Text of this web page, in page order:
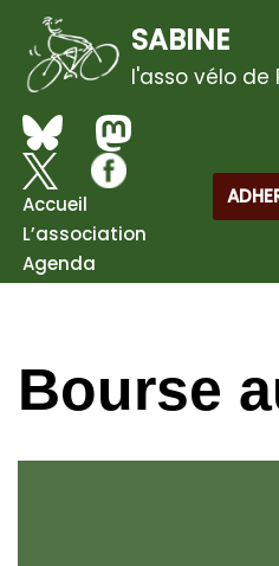
Aller
au
contenu
SABINE
l'asso vélo de
Accueil
L’association
Agenda
Bourse